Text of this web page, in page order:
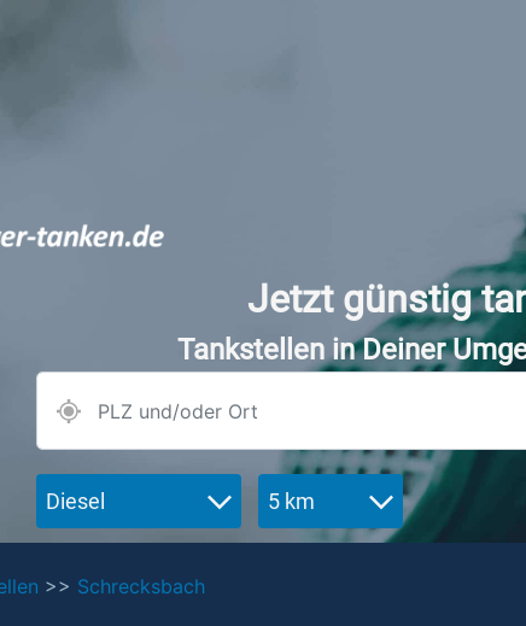
Jetzt günstig
Tankstellen in Deiner
Diesel 5 km
>> Schrecksbach